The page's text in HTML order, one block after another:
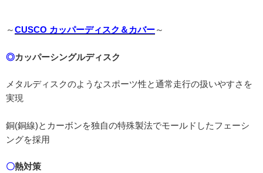
～CUSCO カッパーディスク＆カバー～
◎カッパーシングルディスク
メタルディスクのようなスポーツ性と通常走行の扱いやすさを
実現
銅(銅線)とカーボンを独自の特殊製法でモールドしたフェーシ
ングを採用
〇熱対策